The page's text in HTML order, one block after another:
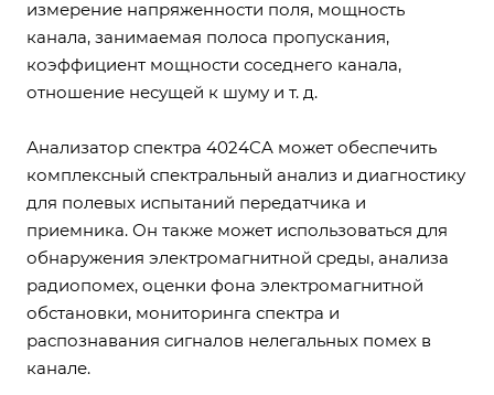
измерение напряженности поля, мощность
канала, занимаемая полоса пропускания,
коэффициент мощности соседнего канала,
отношение несущей к шуму и т. д.
Анализатор спектра 4024CA может обеспечить
комплексный спектральный анализ и диагностику
для полевых испытаний передатчика и
приемника. Он также может использоваться для
обнаружения электромагнитной среды, анализа
радиопомех, оценки фона электромагнитной
обстановки, мониторинга спектра и
распознавания сигналов нелегальных помех в
канале.